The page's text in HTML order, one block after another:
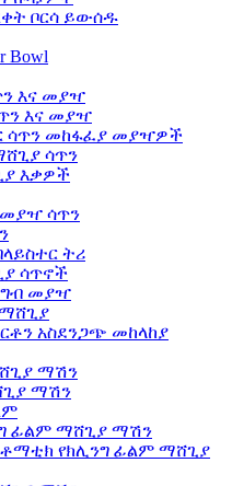
ቦርሳ ይውሰዱ
Bowl
እና መያዣ
እና መያዣ
ሳጥን መከፋፈያ መያዣዎች
ሳጥን
እቃዎች
ሳጥን
ትሪ
ሳጥኖች
መያዣ
ማሸጊያ
አስደንጋጭ መከላከያ
ማሽን
ማሽን
ፊልም ማሸጊያ ማሽን
የክሊንግ ፊልም ማሸጊያ